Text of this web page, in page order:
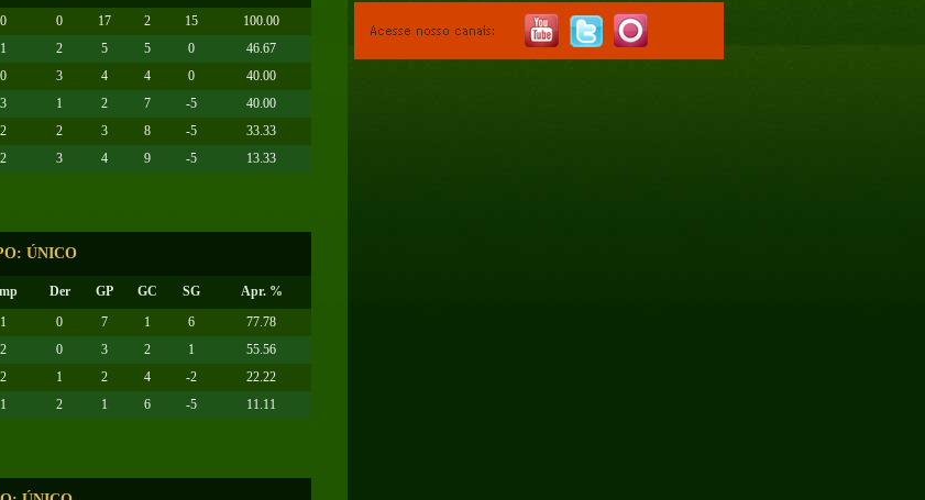
0 0 17 2 15
100.00
1 2 5 5 0
46.67
0 3 4 4 0
40.00
3 1 2 7 -5
40.00
2 2 3 8 -5
33.33
2 3 4 9 -5 13.33
ÚNICO
Der GP GC SG
Apr. %
1 0 7 1 6
77.78
2 0 3 2 1
55.56
2 1 2 4 -2
22.22
1 2 1 6 -5 11.11